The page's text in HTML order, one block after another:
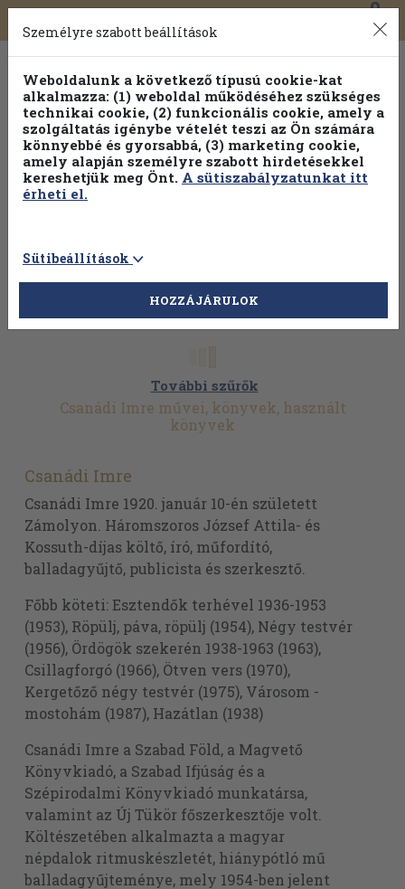
Toggle
navigation
0
További szűrők
Csanádi Imre művei, könyvek, használt
könyvek
Csanádi Imre
Csanádi Imre 1920. január 10-én született
Zámolyon. Háromszoros József Attila- és
Kossuth-díjas költő, író, műfordító,
balladagyűjtő, publicista és szerkesztő.
Főbb köteti: Esztendők terhével 1936-1953
(1953), Röpülj, páva, röpülj (1954), Négy testvér
(1956), Ördögök szekerén 1938-1963 (1963),
Csillagforgó (1966), Ötven vers (1970),
Kergetőző négy testvér (1975), Városom -
mostohám (1987), Hazátlan (1938)
Csanádi Imre a Szabad Föld, a Magvető
Könyvkiadó, a Szabad Ifjúság és a
Szépirodalmi Könyvkiadó munkatársa,
valamint az Új Tükör főszerkesztője volt.
Költészetében alkalmazta a magyar
népdalok ritmuskészletét, hiánypótló mű
balladagyűjteménye, mely 1954-ben jelent
Személyre szabott beállítások
Weboldalunk a következő típusú cookie-kat
alkalmazza: (1) weboldal működéséhez szükséges
technikai cookie, (2) funkcionális cookie, amely a
szolgáltatás igénybe vételét teszi az Ön számára
könnyebbé és gyorsabbá, (3) marketing cookie,
amely alapján személyre szabott hirdetésekkel
kereshetjük meg Önt. A sütiszabályzatunkat itt
érheti el.
Sütibeállítások
HOZZÁJÁRULOK